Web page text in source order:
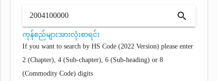
search
ကုန်စည်များအားလုံးစာရင်း
If you want to search by HS Code (2022 Version) please enter
2 (Chapter), 4 (Sub-chapter), 6 (Sub-heading) or 8
(Commodity Code) digits